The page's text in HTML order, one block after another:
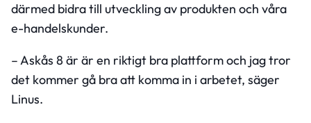
därmed bidra till utveckling av produkten och våra
e-handelskunder.
– Askås 8 är är en riktigt bra plattform och jag tror
det kommer gå bra att komma in i arbetet, säger
Linus.